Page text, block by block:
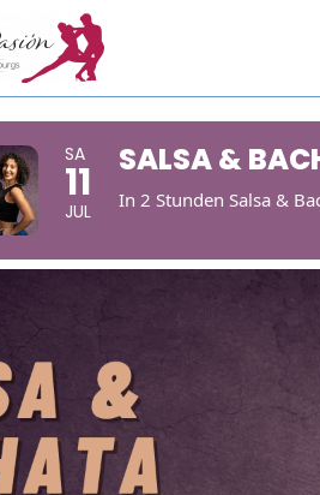
SA
11
JUL
SALSA &
In 2 Stunden Salsa &